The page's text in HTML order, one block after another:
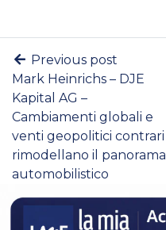
Previous post
Mark Heinrichs – DJE
Kapital AG –
Cambiamenti globali e
venti geopolitici contrari
rimodellano il panorama
automobilistico